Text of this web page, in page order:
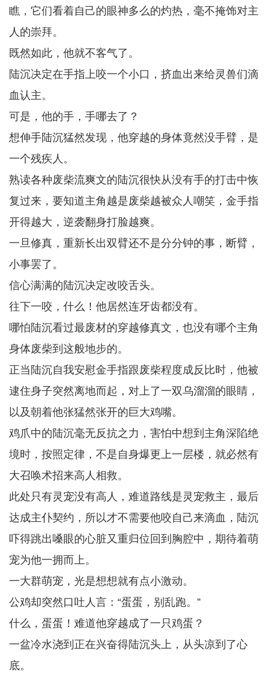
瞧，它们看着自己的眼神多么的灼热，毫不掩饰对主
人的崇拜。
既然如此，他就不客气了。
陆沉决定在手指上咬一个小口，挤血出来给灵兽们滴
血认主。
可是，他的手，手哪去了？
想伸手陆沉猛然发现，他穿越的身体竟然没手臂，是
一个残疾人。
熟读各种废柴流爽文的陆沉很快从没有手的打击中恢
复过来，要知道主角越是废柴越被众人嘲笑，金手指
开得越大，逆袭翻身打脸越爽。
一旦修真，重新长出双臂还不是分分钟的事，断臂，
小事罢了。
信心满满的陆沉决定改咬舌头。
往下一咬，什么！他居然连牙齿都没有。
哪怕陆沉看过最废材的穿越修真文，也没有哪个主角
身体废柴到这般地步的。
正当陆沉自我安慰金手指跟废柴程度成反比时，他被
逮住身子突然离地而起，对上了一双乌溜溜的眼睛，
以及朝着他张猛然张开的巨大鸡嘴。
鸡爪中的陆沉毫无反抗之力，害怕中想到主角深陷绝
境时，按照定律，不是自身爆更上一层楼，就必然有
大召唤术招来高人相救。
此处只有灵宠没有高人，难道路线是灵宠救主，最后
达成主仆契约，所以才不需要他咬自己来滴血，陆沉
吓得跳出嗓眼的心脏又重归位回到胸腔中，期待着萌
宠为他一拥而上。
一大群萌宠，光是想想就有点小激动。
公鸡却突然口吐人言：“蛋蛋，别乱跑。”
什么，蛋蛋！难道他穿越成了一只鸡蛋？
一盆冷水浇到正在兴奋得陆沉头上，从头凉到了心
底。